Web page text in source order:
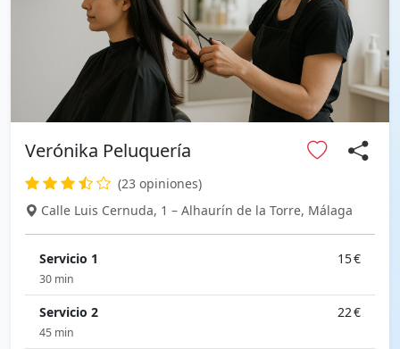
Verónika Peluquería
(23 opiniones)
Calle Luis Cernuda, 1 – Alhaurín de la Torre, Málaga
Servicio 1 15 €
30 min
Servicio 2 22 €
45 min